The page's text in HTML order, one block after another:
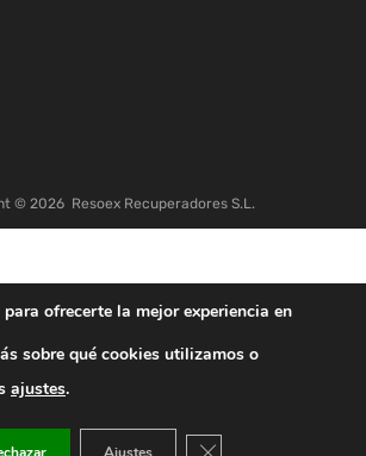
© 2026 Resoex Recuperadores S.L.
ofrecerte la mejor experiencia en
sobre qué cookies utilizamos o
ajustes.
Cerrar el banner de